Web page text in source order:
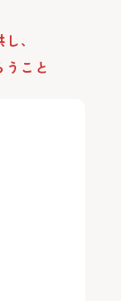
、
うこと